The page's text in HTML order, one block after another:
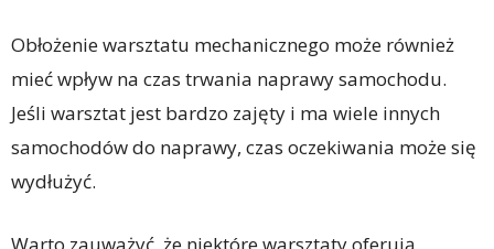
Obłożenie warsztatu mechanicznego może również
mieć wpływ na czas trwania naprawy samochodu.
Jeśli warsztat jest bardzo zajęty i ma wiele innych
samochodów do naprawy, czas oczekiwania może się
wydłużyć.